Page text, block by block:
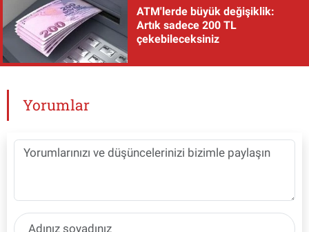
ATM'lerde büyük değişiklik:
Artık sadece 200 TL
çekebileceksiniz
Yorumlar